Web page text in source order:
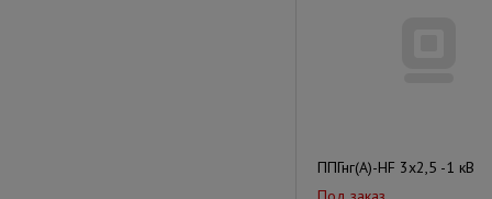
ППГнг(А)-HF 3х2,5 -1 кВ